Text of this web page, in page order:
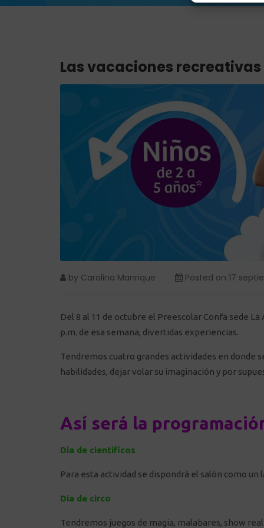
Las vacaciones
by Carolina Manrique Posted on 17
Del 8 al 11 de octubre el Preescolar Confa sede
p.m. de esa semana, divertidas experiencias.
Tendremos cuatro grandes actividades en
habilidades, dejar volar su imaginación y por
Así será la
Día de científicos
Para esta actividad se dispondrá el salón como
Dia de circo
Tendremos juegos de magia, malabares, show